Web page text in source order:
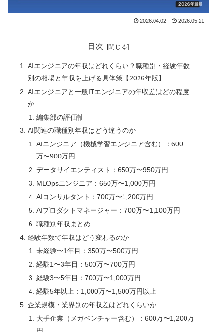
2026.04.02 2026.05.21
目次
AIエンジニアの年収はどれくらい？職種別・経験年数
別の相場と年収を上げる具体策【2026年版】
AIエンジニアと一般ITエンジニアの年収差はどの程度
か
編集部の評価軸
AI関連の職種別年収はどう違うのか
AIエンジニア（機械学習エンジニア含む）：600
万〜900万円
データサイエンティスト：650万〜950万円
MLOpsエンジニア：650万〜1,000万円
AIコンサルタント：700万〜1,200万円
AIプロダクトマネージャー：700万〜1,100万円
職種別年収まとめ
経験年数で年収はどう変わるのか
未経験〜1年目：350万〜500万円
経験1〜3年目：500万〜700万円
経験3〜5年目：700万〜1,000万円
経験5年以上：1,000万〜1,500万円以上
企業規模・業界別の年収差はどれくらいか
大手企業（メガベンチャー含む）：600万〜1,200万
円